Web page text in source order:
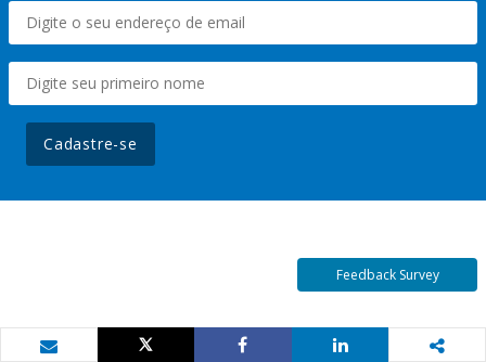
Cadastre-se
Feedback Survey